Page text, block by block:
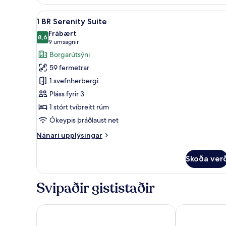
View
Skoða
allar
myndir
fyrir
1
BR
Serenity
Suite
1 BR Serenity Suite | Rúmföt
5
1 BR Serenity Suite
8,68,6 af 10
Frábært
9 umsagnir
(9
umsagnir)
Borgarútsýni
59 fermetrar
1 svefnherbergi
Pláss fyrir 3
1 stórt tvíbreitt rúm
Ókeypis þráðlaust net
Nánari upplýsingar
Nánari
BR
Suite
Skoða
Svipaðir gististaðir
Shangri-La Bangkok lebua at State